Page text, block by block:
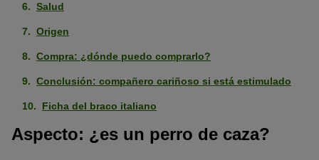
Salud
Origen
Compra: ¿dónde puedo comprarlo?
Conclusión: compañero cariñoso si está estimulado
Ficha del braco italiano
Aspecto: ¿es un perro de caza?